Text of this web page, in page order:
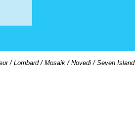
/ Lombard / Mosaik / Novedi / Seven Island